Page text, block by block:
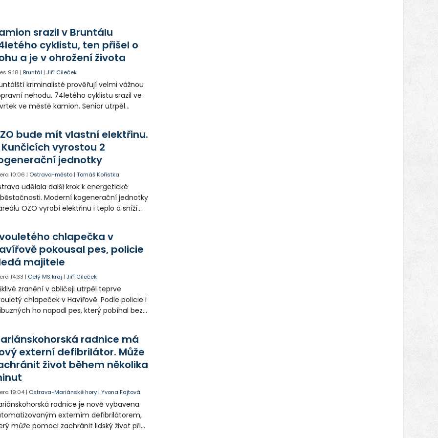
srazil v Bruntálu
cyklistu, ten přišel o
a je v ohrožení života
9:18 |Bruntál |Jiří Cileček
kriminalisté prověřují velmi vážnou
nehodu. 74letého cyklistu srazil ve
ve městě kamion. Senior utrpěl
případné svědky.
bude mít vlastní elektřinu.
Kunčicích vyrostou 2
jednotky
10:06 | Ostrava-město |Tomáš Kořistka
udělala další krok k energetické
Moderní kogenerační jednotky
OZO vyrobí elektřinu i teplo a sníží
přímo v Kunčicích.
chlapečka v
pokousal pes, policie
majitele
14:33 | Celý MS kraj |Jiří Cileček
zranění v obličeji utrpěl teprve
chlapeček v Havířově. Podle policie i
ho napadl pes, který pobíhal bez
psa hledá.
radnice má
externí defibrilátor. Může
život během několika
19:04 | Ostrava-Mariánské hory |Yvona Fajtová
radnice je nově vybavena
externím defibrilátorem,
může pomoci zachránit lidský život při